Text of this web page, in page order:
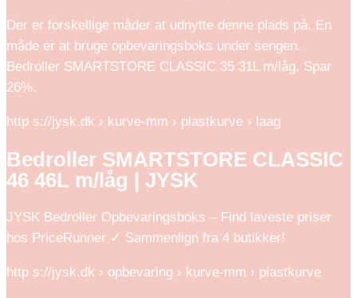
Der er forskellige måder at udnytte denne plads på. En
måde er at bruge opbevaringsboks under sengen.
Bedroller SMARTSTORE CLASSIC 35 31L m/låg. Spar
26%.
http s://jysk.dk › kurve-mm › plastkurve › laag
Bedroller SMARTSTORE CLASSIC
46 46L m/låg | JYSK
JYSK Bedroller Opbevaringsboks – Find laveste priser
hos PriceRunner ✓ Sammenlign fra 4 butikker!
http s://jysk.dk › opbevaring › kurve-mm › plastkurve